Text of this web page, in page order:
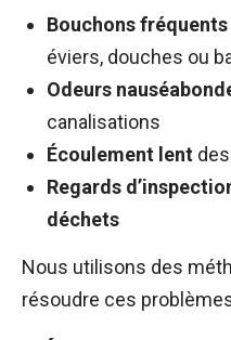
Bouchons fréquents
éviers, douches ou
Odeurs
canalisations
Écoulement lent
Regards
déchets
Nous utilisons des
résoudre ces